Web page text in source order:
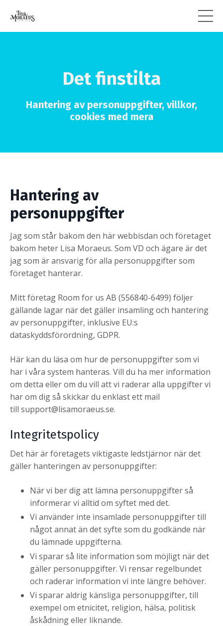
Det finstilta
Hantering av personuppgifter, villkor,
cookies med mera
Hantering av
personuppgifter
Jag som står bakom den här webbisdan och företaget
bakom heter Lisa Moraeus. Som VD och ägare är det
jag som är ansvarig för alla personuppgifter som
företaget hanterar.
Mitt företag Room for us AB (556840-6499) följer
gällande lagar när det gäller insamling och hantering
av personuppgifter, inklusive EU:s
dataskyddsförordning, GDPR.
Här kan du läsa om hur de personuppgifter som vi
har i våra system hanteras. Vill du ha mer information
om detta eller om du vill att vi raderar alla uppgifter vi
har om dig så skickar du enklast ett mail
till support@lisamoraeus.se.
Integritetspolicy
Det här är företagets viktigaste ledstjärnor när det
gäller hanteringen av personuppgifter:
När vi ber dig att lämna personuppgifter så
informerar vi alltid om syftet med det.
Vi använder inte insamlade personuppgifter till
något annat än det syfte som du godkände när
du lämnade uppgifterna.
Vi sparar så lite information som möjligt när det
gäller personuppgifter. Vi rensar regelbundet
och raderar information vi inte längre behöver.
Vi sparar aldrig känsliga personuppgifter, till
exempel om etnicitet, religion, hälsa, politisk
åskådning eller liknande.